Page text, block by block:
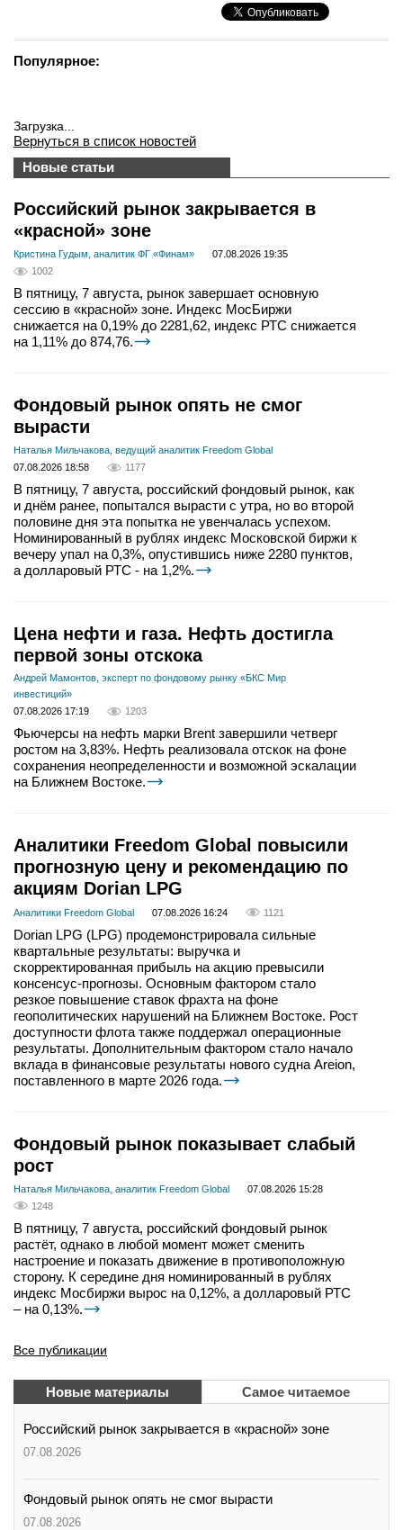
Популярное:
Загрузка...
Вернуться в список новостей
Новые статьи
Российский рынок закрывается в
«красной» зоне
Кристина Гудым, аналитик ФГ «Финам»
07.08.2026 19:35
1002
В пятницу, 7 августа, рынок завершает основную
сессию в «красной» зоне. Индекс МосБиржи
снижается на 0,19% до 2281,62, индекс РТС снижается
на 1,11% до 874,76.
Фондовый рынок опять не смог
вырасти
Наталья Мильчакова, ведущий аналитик Freedom Global
07.08.2026 18:58
1177
В пятницу, 7 августа, российский фондовый рынок, как
и днём ранее, попытался вырасти с утра, но во второй
половине дня эта попытка не увенчалась успехом.
Номинированный в рублях индекс Московской биржи к
вечеру упал на 0,3%, опустившись ниже 2280 пунктов,
а долларовый РТС - на 1,2%.
Цена нефти и газа. Нефть достигла
первой зоны отскока
Андрей Мамонтов, эксперт по фондовому рынку «БКС Мир
инвестиций»
07.08.2026 17:19
1203
Фьючерсы на нефть марки Brent завершили четверг
ростом на 3,83%. Нефть реализовала отскок на фоне
сохранения неопределенности и возможной эскалации
на Ближнем Востоке.
Аналитики Freedom Global повысили
прогнозную цену и рекомендацию по
акциям Dorian LPG
Аналитики Freedom Global 07.08.2026 16:24 1121
Dorian LPG (LPG) продемонстрировала сильные
квартальные результаты: выручка и
скорректированная прибыль на акцию превысили
консенсус-прогнозы. Основным фактором стало
резкое повышение ставок фрахта на фоне
геополитических нарушений на Ближнем Востоке. Рост
доступности флота также поддержал операционные
результаты. Дополнительным фактором стало начало
вклада в финансовые результаты нового судна Areion,
поставленного в марте 2026 года.
Фондовый рынок показывает слабый
рост
Наталья Мильчакова, аналитик Freedom Global
07.08.2026 15:28
1248
В пятницу, 7 августа, российский фондовый рынок
растёт, однако в любой момент может сменить
настроение и показать движение в противоположную
сторону. К середине дня номинированный в рублях
индекс Мосбиржи вырос на 0,12%, а долларовый РТС
– на 0,13%.
Все публикации
Новые материалы Самое читаемое
Российский рынок закрывается в «красной» зоне
07.08.2026
Фондовый рынок опять не смог вырасти
07.08.2026